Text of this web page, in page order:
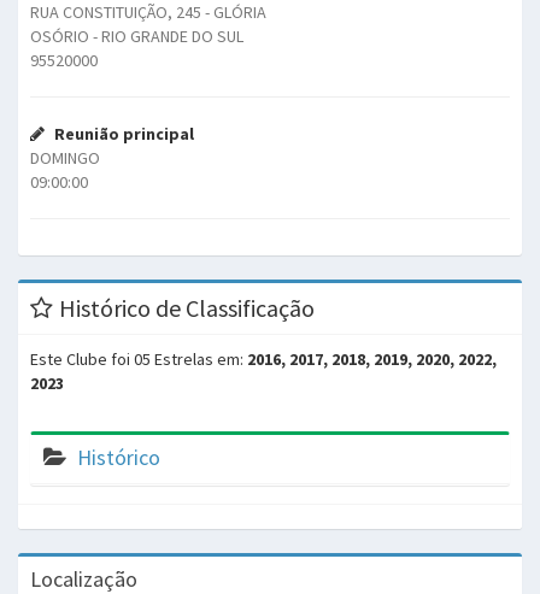
RUA CONSTITUIÇÃO, 245 - GLÓRIA
OSÓRIO - RIO GRANDE DO SUL
95520000
Reunião principal
DOMINGO
09:00:00
Histórico de Classificação
Este Clube foi 05 Estrelas em: 2016, 2017, 2018, 2019, 2020, 2022,
2023
Histórico
Localização